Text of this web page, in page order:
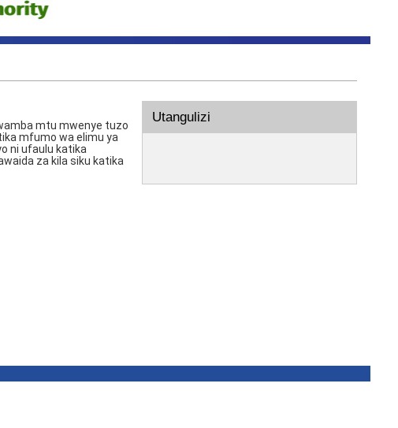
mtu mwenye tuzo
mfumo wa elimu ya
ni ufaulu katika
za kila siku katika
Utangulizi